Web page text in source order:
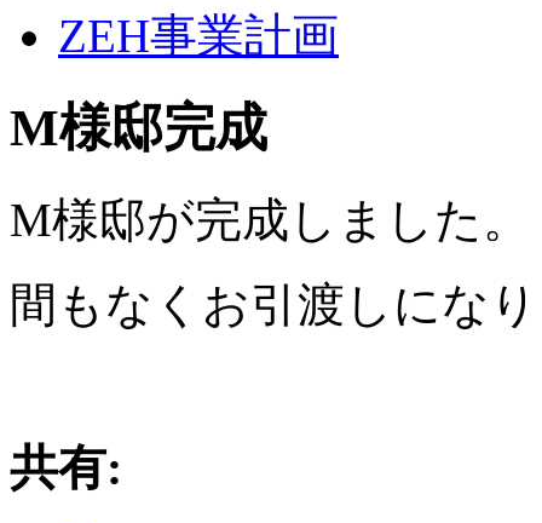
ZEH事業計画
M様邸完成
M様邸が完成しました。
間もなくお引渡しにな
共有: